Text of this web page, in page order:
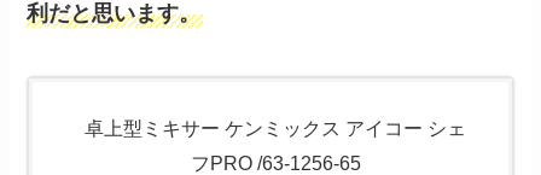
利だと思います。
卓上型ミキサー ケンミックス アイコー シェ
フPRO /63-1256-65